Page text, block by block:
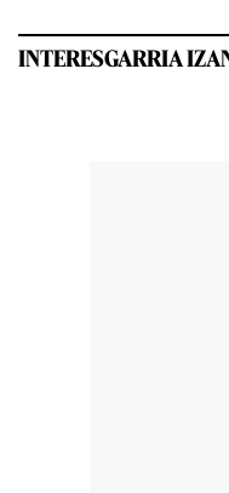
INTERESGARRIA